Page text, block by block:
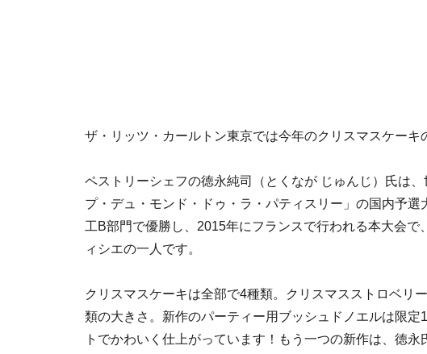
ザ・リッツ・カールトン東京では今年のクリスマスケーキ
ペストリーシェフの徳永純司（とくなが じゅんじ）氏は
プ・デュ・モンド・ドゥ・ラ・パティスリー」の国内予
工B部門で優勝し、2015年にフランスで行われる本大会
ィシエの一人です。
クリスマスケーキは全部で4種類。クリスマスストロベリ
類の大きさ。新作のパーティー用ブッシュドノエルは限
トでかわいく仕上がっています！もう一つの新作は、徳